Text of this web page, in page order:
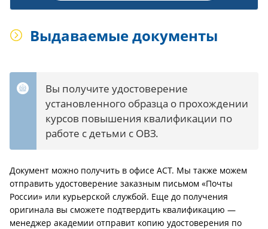
Выдаваемые документы
Вы получите удостоверение
установленного образца о прохождении
курсов повышения квалификации по
работе с детьми с ОВЗ.
Документ можно получить в офисе АСТ. Мы также можем
отправить удостоверение заказным письмом «Почты
России» или курьерской службой. Еще до получения
оригинала вы сможете подтвердить квалификацию —
менеджер академии отправит копию удостоверения по